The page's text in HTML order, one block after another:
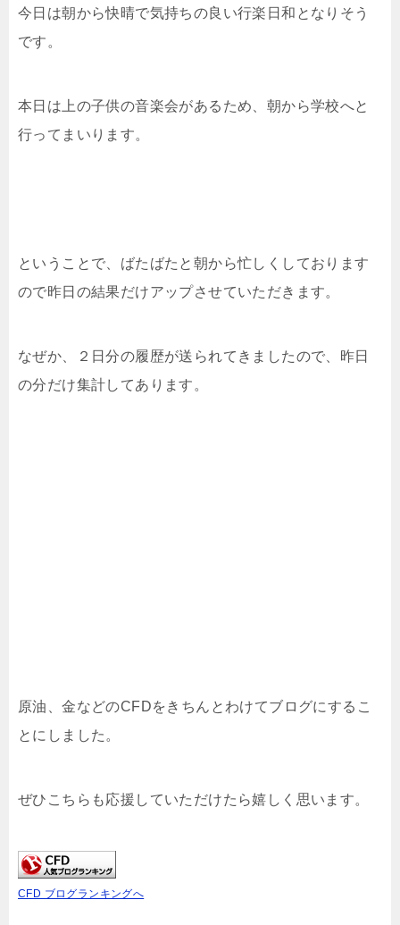
今日は朝から快晴で気持ちの良い行楽日和となりそう
です。
本日は上の子供の音楽会があるため、朝から学校へと
行ってまいります。
ということで、ばたばたと朝から忙しくしております
ので昨日の結果だけアップさせていただきます。
なぜか、２日分の履歴が送られてきましたので、昨日
の分だけ集計してあります。
原油、金などのCFDをきちんとわけてブログにするこ
とにしました。
ぜひこちらも応援していただけたら嬉しく思います。
CFD ブログランキングへ